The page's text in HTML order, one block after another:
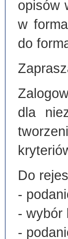
opisów
w
do
dla
Do
-
- wybór
-